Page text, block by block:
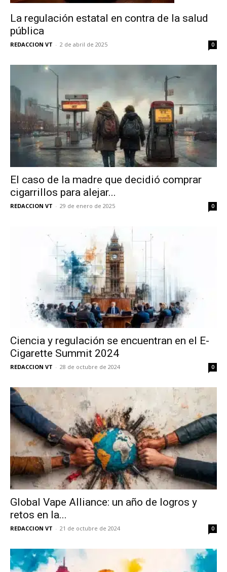
La regulación estatal en contra de la salud
pública
REDACCION VT - 2 de abril de 2025 0
El caso de la madre que decidió comprar
cigarrillos para alejar...
REDACCION VT - 29 de enero de 2025 0
Ciencia y regulación se encuentran en el E-
Cigarette Summit 2024
REDACCION VT - 28 de octubre de 2024 0
Global Vape Alliance: un año de logros y
retos en la...
REDACCION VT - 21 de octubre de 2024 0